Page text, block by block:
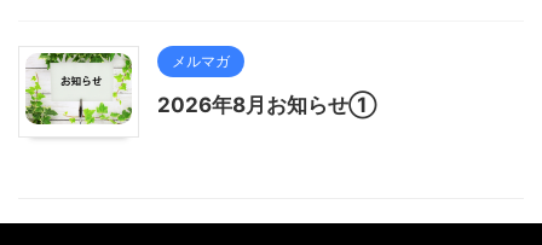
メルマガ
2026年8月お知らせ①